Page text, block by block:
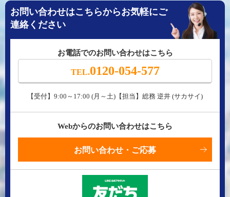
お問い合わせはこちらからお気軽にご
連絡ください
お電話でのお問い合わせはこちら
TEL.0120-054-577
【受付】9:00～17:00 (月～土)【担当】総務 逆井 (サカサイ)
Webからのお問い合わせはこちら
お問い合わせ・ご応募